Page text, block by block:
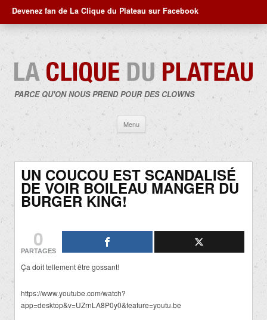
Devenez fan de La Clique du Plateau sur Facebook
PARCE QU'ON NOUS PREND POUR DES CLOWNS
Menu
contenu
UN COUCOU EST SCANDALISÉ
DE VOIR BOILEAU MANGER DU
BURGER KING!
0
PARTAGES
Ça doit tellement être gossant!
https://www.youtube.com/watch?
app=desktop&v=UZrnLA8P0y0&feature=youtu.be